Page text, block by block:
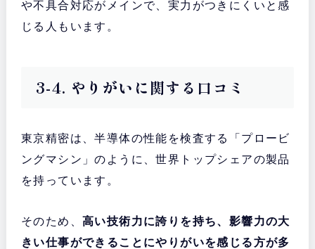
や不具合対応がメインで、実力がつきにくいと感
じる人もいます。
3-4. やりがいに関する口コミ
東京精密は、半導体の性能を検査する「プロービ
ングマシン」のように、世界トップシェアの製品
を持っています。
そのため、 高い技術力に誇りを持ち、影響力の大
きい仕事ができることにやりがいを感じる方が多